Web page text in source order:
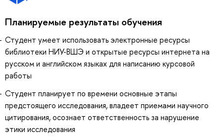
Планируемые результаты обучения
Студент умеет использовать электронные ресурсы
библиотеки НИУ-ВШЭ и открытые ресурсы интернета на
русском и английском языках для написанию курсовой
работы
Студент планирует по времени основные этапы
предстоящего исследования, владеет приемами научного
цитирования, осознает ответственность за нарушение
этики исследования